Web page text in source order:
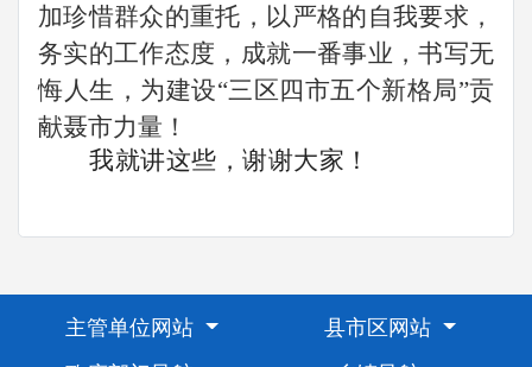
加珍惜群众的重托，以严格的自我要求，
务实的工作态度，成就一番事业，书写无
悔人生，为建设“三区四市五个新格局”贡
献聂市力量！
我就讲这些，谢谢大家！
主管单位网站
县市区网站